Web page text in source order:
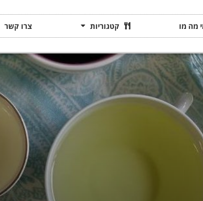
מה מו קטגוריות צרו קשר